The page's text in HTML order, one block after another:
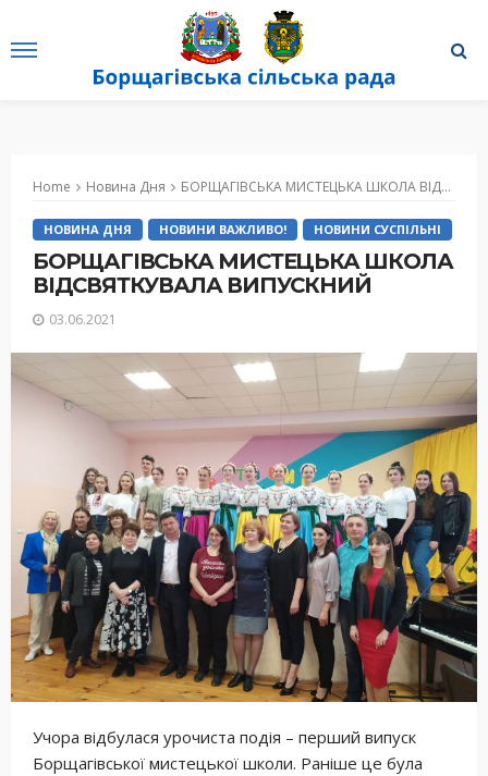
Home Новина Дня БОРЩАГІВСЬКА МИСТЕЦЬКА ШКОЛА ВІДСВЯТКУВАЛА ВИПУСКНИЙ
НОВИНА ДНЯ НОВИНИ ВАЖЛИВО! НОВИНИ СУСПІЛЬНІ
БОРЩАГІВСЬКА МИСТЕЦЬКА ШКОЛА
ВІДСВЯТКУВАЛА ВИПУСКНИЙ
03.06.2021
Учора відбулася урочиста подія – перший випуск
Борщагівської мистецької школи. Раніше це була